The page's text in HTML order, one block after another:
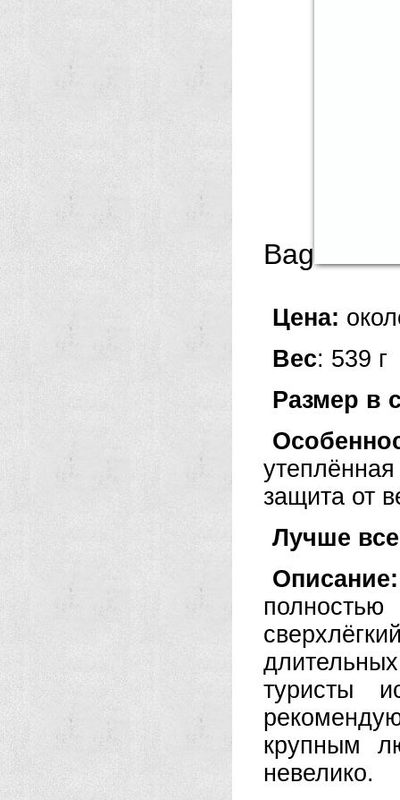
Bag
Цена:
Вес: 539 г
Размер в
защита от
Лучше
Описание:
туристы
крупным
невелико.